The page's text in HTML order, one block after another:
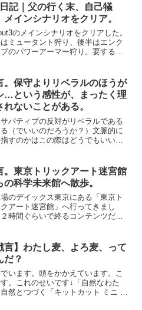
記｜父の行く末、自己犠
メインシナリオをクリア。
のメインシナリオをクリアした。
ミュータント狩り、後半はエンク
ブのパワーアーマー狩り。要する
された。一回目、制御室の扉が開
み。B...
。保守よりリベラルのほうが
…という感性が、まったく理
れないことがある。
サバティブの反対がリベラルである
（でいいのだろうか？）文脈的に
すのかはこの際はどうでもいいの
と見做されることがある。あれっ
どういう了見なんだ...
。東京トリックアート迷宮館
の科学未来館へ散歩。
のデイックス東京にある「東京ト
クアート迷宮館」へ行ってきまし
時間ぐらいで終るコンテンツだろ
でも、ふだんとれないような面白い
が撮れたし、写真を撮影...
言】わたし麦、よろ麦、って
だ？
います。頭をかかえています。こ
。これのせいです↓「自然なわた
自然とつづく「キットカット ミニ 全